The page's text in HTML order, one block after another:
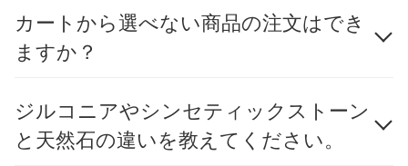
カートから選べない商品の注文はでき
ますか？
ジルコニアやシンセティックストーン
と天然石の違いを教えてください。